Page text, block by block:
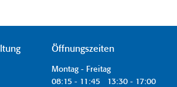
Öffnungszeiten
Montag - Freitag
08:15 - 11:45 13:30 - 17:00